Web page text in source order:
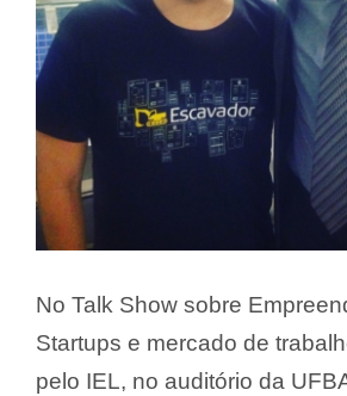
No Talk Show sobre
Startups e mercado de
pelo IEL, no auditório da